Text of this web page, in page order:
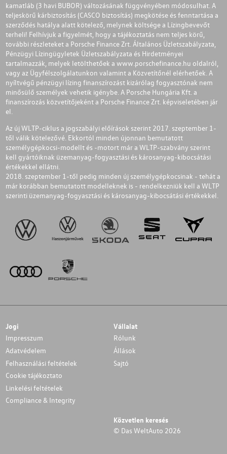
kamatláb (3 havi BUBOR) változásának függvényében módosulhat. A
teljeskörű kárbiztosítás (CASCO biztosítás) megkötése és fenntartása a
szerződés hatálya alatt kötelező, melynek költsége a Lízingbevevőt
terheli! Felhívjuk a figyelmét, hogy a tájékoztatás nem teljes körű,
további részleteket a Porsche Finance Zrt. Általános Üzletszabályzata,
Pénzügyi Lízingügyletek Üzletszabályzata és Hirdetményei
tartalmazzák, melyek letölthetőek a www.porschefinance.hu oldalról,
vagy az Ügyfélszolgálatunkon valamint a Közvetítőnél elérhetőek. A
nyíltvégű pénzügyi lízing finanszírozást kizárólag fogyasztónak nem
minősülő személyek vehetik igénybe. A Porsche Hungária Kft. a
finanszírozás közvetítőjeként a Porsche Finance Zrt. képviseletében jár
el.
Az új WLTP-ciklus a jogszabályi előírások szerint 2017. szeptember 1-
től válik kötelezővé. Ekkortól minden újonnan bemutatott
személygépkocsi-modellt és -motort már a WLTP-szabvány szerint
kell gyártóiknak üzemanyag-fogyasztási és károsanyag-kibocsátási
értékekkel ellátni.
2018. szeptember 1-től pedig minden új személygépkocsinak - tehát a
már korábban bemutatott modelleknek is - rendelkezniük kell a WLTP
szerinti üzemanyag-fogyasztási és károsanyag-kibocsátási értékekkel.
Jogi
Impresszum
Adatvédelem
Felhasználási feltételek
Cookie tájékoztato
Linkelési feltételek
Compliance & Integrity
Vállalat
Rólunk
Állások
Sajtó
Közvetlen keresés
© Das WeltAuto 2026